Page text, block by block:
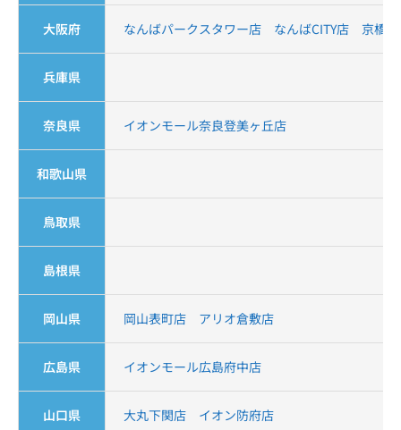
大阪府 なんばパークスタワー店 なんばCITY店 京橋
兵庫県
奈良県 イオンモール奈良登美ヶ丘店
和歌山県
鳥取県
島根県
岡山県 岡山表町店 アリオ倉敷店
広島県 イオンモール広島府中店
山口県 大丸下関店 イオン防府店